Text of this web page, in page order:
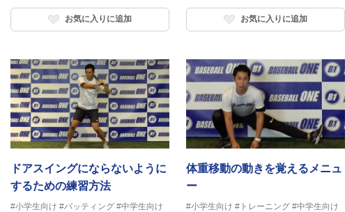
お気に入りに追加 お気に入りに追加
ドアスイングにならないように
するための練習方法
#小学生向け #バッティング #中学生向け
体重移動の動きを覚えるメニュ
ー
#小学生向け #トレーニング #中学生向け